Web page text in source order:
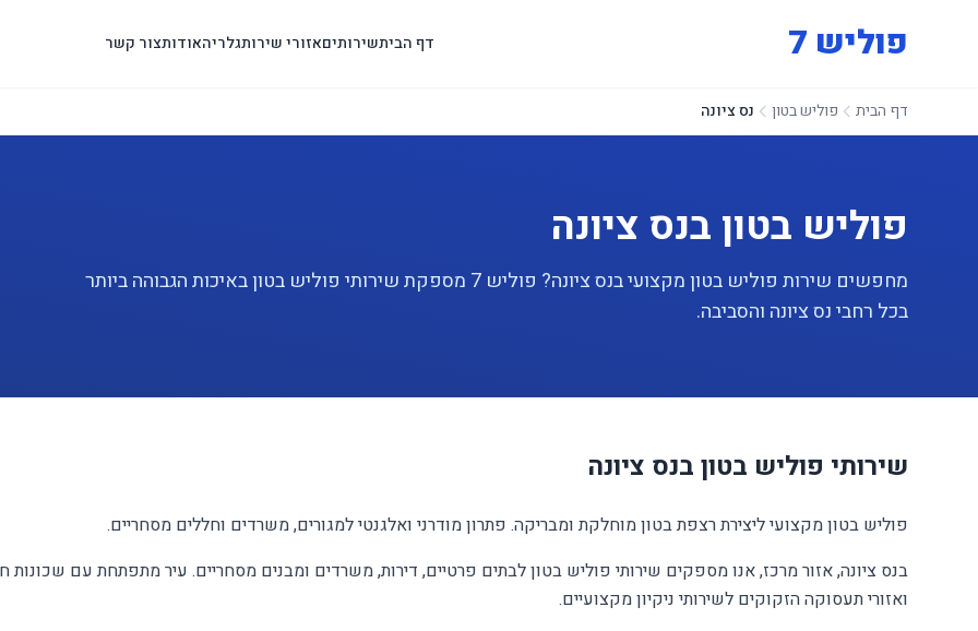
פוליש 7 דף הביתשירותיםאזורי שירותגלריהאודותצור קשר
דף הבית פוליש בטון נס ציונה
פוליש בטון בנס ציונה
מחפשים שירות פוליש בטון מקצועי בנס ציונה? פוליש 7 מספקת שירותי פוליש בטון באיכות הגבוהה ביותר
בכל רחבי נס ציונה והסביבה.
שירותי פוליש בטון בנס ציונה
פוליש בטון מקצועי ליצירת רצפת בטון מוחלקת ומבריקה. פתרון מודרני ואלגנטי למגורים, משרדים וחללים מסחריים.
בנס ציונה, אזור מרכז, אנו מספקים שירותי פוליש בטון לבתים פרטיים, דירות, משרדים ומבנים מסחריים. עיר מתפתחת עם שכונות
ואזורי תעסוקה הזקוקים לשירותי ניקיון מקצועיים.